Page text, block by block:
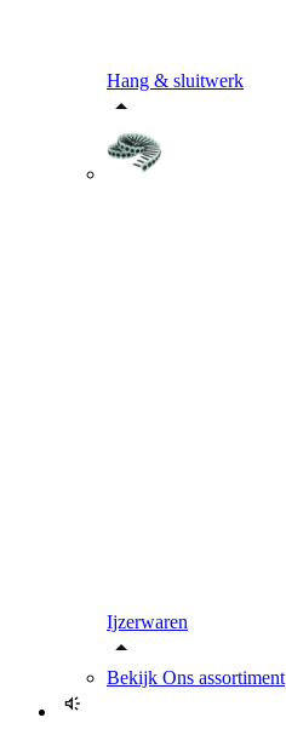
Hang & sluitwerk
Ijzerwaren
Bekijk Ons assortiment